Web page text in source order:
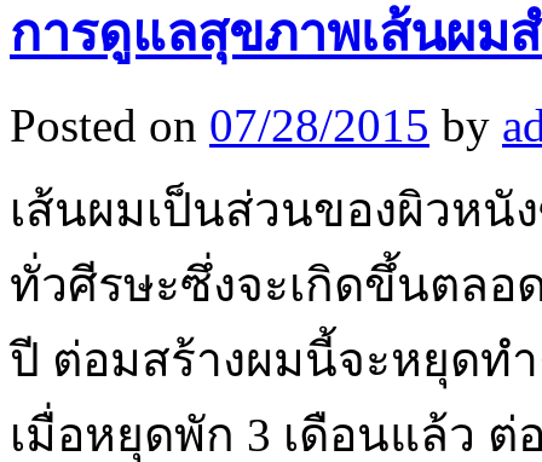
การดูแลสุขภาพเส้นผม
Posted on 07/28/2015 by
เส้นผมเป็นส่วนของผิวหนั
ทั่วศีรษะซึ่งจะเกิดขึ้นตลอด
ปี ต่อมสร้างผมนี้จะหยุดท
เมื่อหยุดพัก 3 เดือนแล้ว